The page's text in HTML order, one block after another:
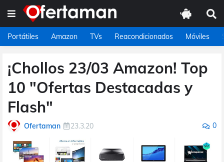
Portátiles Amazon TVs Reacondicionados Móviles
¡Chollos 23/03 Amazon! Top
10 "Ofertas Destacadas y
Flash"
Ofertaman 23.3.20 0